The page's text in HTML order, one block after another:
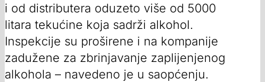
i od distributera oduzeto više od 5000
litara tekućine koja sadrži alkohol.
Inspekcije su proširene i na kompanije
zadužene za zbrinjavanje zaplijenjenog
alkohola – navedeno je u saopćenju.